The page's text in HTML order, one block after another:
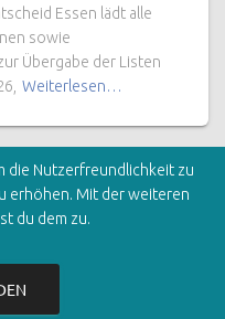
Essen lädt alle
sowie
Übergabe der Listen
Weiterlesen…
die Nutzerfreundlichkeit zu
erhöhen. Mit der weiteren
du dem zu.